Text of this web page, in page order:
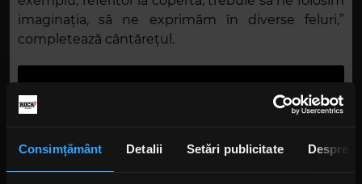
Consimțământ Detalii Setări publicitate Despre
imaginația, să ne exprimăm în diverse feluri,”
completează cântărețul.